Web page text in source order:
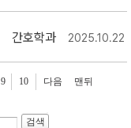
간호학과 2025.10.22
9 10 다음 맨뒤